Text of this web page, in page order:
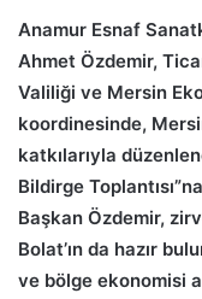
Anamur Esnaf
Ahmet Özdemir,
Valiliği ve Mersin
koordinesinde,
katkılarıyla
Bildirge
Başkan Özdemir,
Bolat’ın da hazır
ve bölge ekonomisi